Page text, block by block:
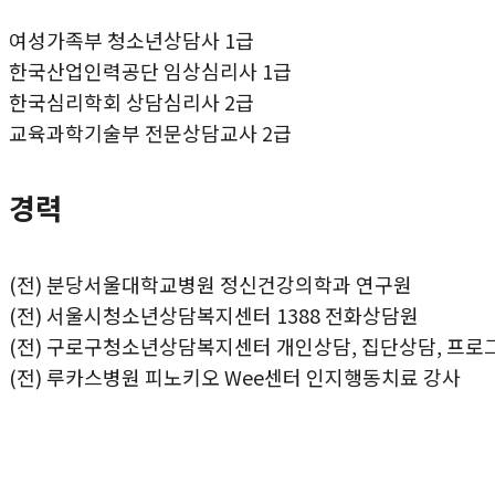
여성가족부 청소년상담사 1급
한국산업인력공단 임상심리사 1급
한국심리학회 상담심리사 2급
교육과학기술부 전문상담교사 2급
경력
(전) 분당서울대학교병원 정신건강의학과 연구원
(전) 서울시청소년상담복지센터 1388 전화상담원
(전) 구로구청소년상담복지센터 개인상담, 집단상담, 프로
(전) 루카스병원 피노키오 Wee센터 인지행동치료 강사